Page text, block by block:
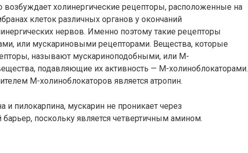
возбуждает холинергические рецепторы, расположенные на
клеток различных органов у окончаний
нервов. Именно поэтому такие рецепторы
или мускариновыми рецепторами. Вещества, которые
называют мускариноподобными, или М-
подавляющие их активность — М-холиноблокаторами.
М-холиноблокаторов является атропин.
и пилокарпина, мускарин не проникает через
поскольку является четвертичным амином.